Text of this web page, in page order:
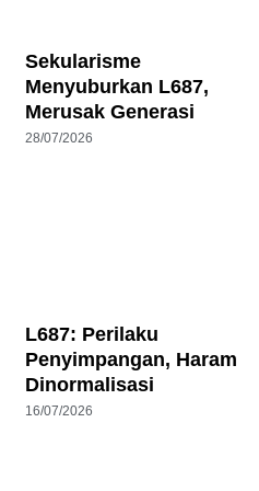
Sekularisme
Menyuburkan L687,
Merusak Generasi
28/07/2026
L687: Perilaku
Penyimpangan, Haram
Dinormalisasi
16/07/2026